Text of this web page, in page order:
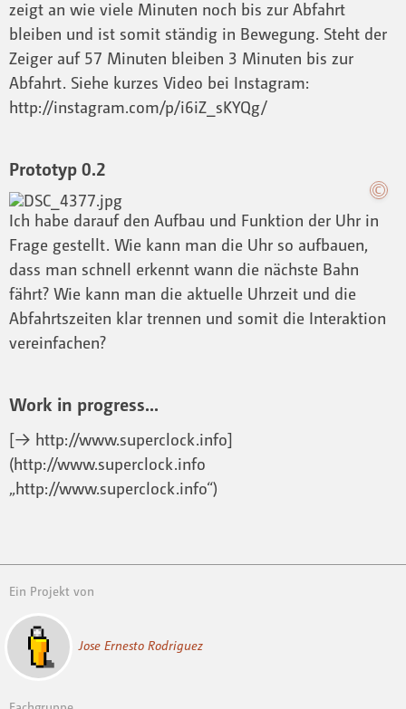
zeigt an wie viele Minuten noch bis zur Abfahrt
bleiben und ist somit ständig in Bewegung. Steht der
Zeiger auf 57 Minuten bleiben 3 Minuten bis zur
Abfahrt. Siehe kurzes Video bei Instagram:
http://instagram.com/p/i6iZ_sKYQg/
Prototyp 0.2
Ich habe darauf den Aufbau und Funktion der Uhr in
Frage gestellt. Wie kann man die Uhr so aufbauen,
dass man schnell erkennt wann die nächste Bahn
fährt? Wie kann man die aktuelle Uhrzeit und die
Abfahrtszeiten klar trennen und somit die Interaktion
vereinfachen?
Work in progress...
[→ http://www.superclock.info]
(http://www.superclock.info
„http://www.superclock.info“)
Ein Projekt von
Jose Ernesto Rodriguez